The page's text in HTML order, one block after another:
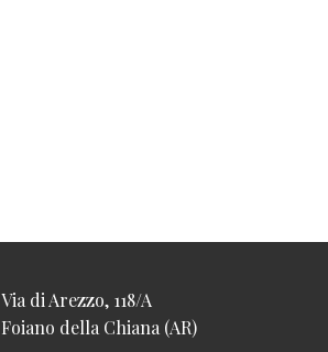
Via di Arezzo, 118/A
Foiano della Chiana (AR)